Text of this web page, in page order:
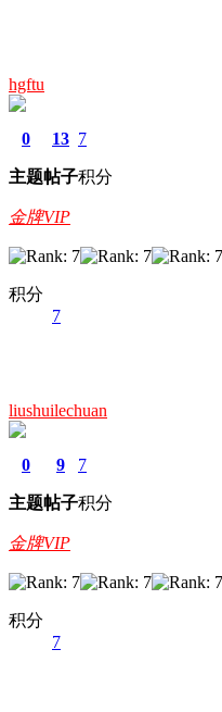
hgftu
0
主题
13
帖子
7
积分
金牌VIP
积分
7
liushuilechuan
0
主题
9
帖子
7
积分
金牌VIP
积分
7